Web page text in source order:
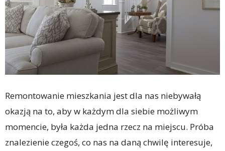
Remontowanie mieszkania jest dla nas niebywałą
okazją na to, aby w każdym dla siebie możliwym
momencie, była każda jedna rzecz na miejscu. Próba
znalezienie czegoś, co nas na daną chwilę interesuje,